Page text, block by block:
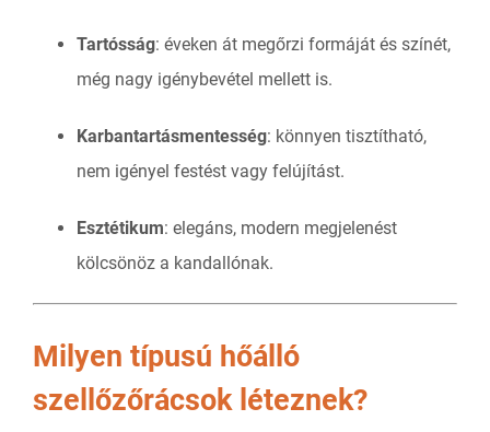
Tartósság: éveken át megőrzi formáját és színét,
még nagy igénybevétel mellett is.
Karbantartásmentesség: könnyen tisztítható,
nem igényel festést vagy felújítást.
Esztétikum: elegáns, modern megjelenést
kölcsönöz a kandallónak.
Milyen típusú hőálló
szellőzőrácsok léteznek?